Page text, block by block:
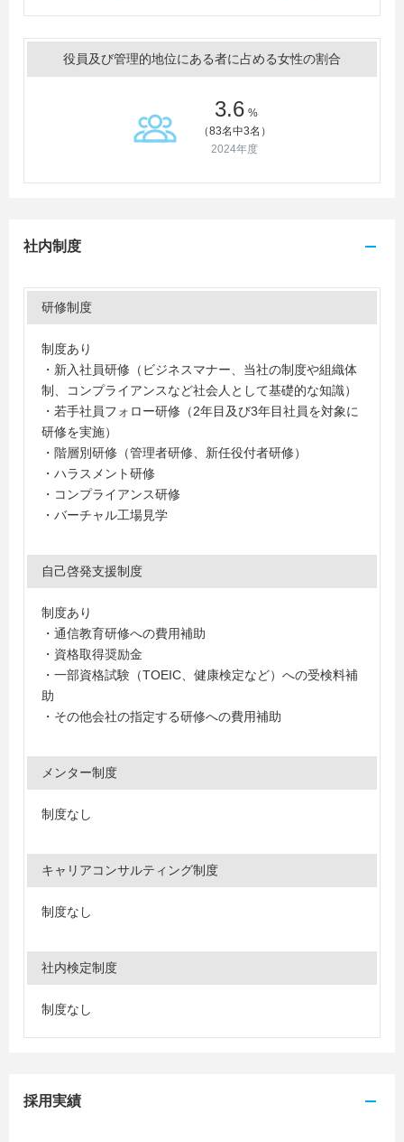
役員及び管理的地位にある者に占める女性の割合
3.6 %
（83名中3名）
2024年度
社内制度
研修制度
制度あり
・新入社員研修（ビジネスマナー、当社の制度や組織体
制、コンプライアンスなど社会人として基礎的な知識）
・若手社員フォロー研修（2年目及び3年目社員を対象に
研修を実施）
・階層別研修（管理者研修、新任役付者研修）
・ハラスメント研修
・コンプライアンス研修
・バーチャル工場見学
自己啓発支援制度
制度あり
・通信教育研修への費用補助
・資格取得奨励金
・一部資格試験（TOEIC、健康検定など）への受検料補
助
・その他会社の指定する研修への費用補助
メンター制度
制度なし
キャリアコンサルティング制度
制度なし
社内検定制度
制度なし
採用実績